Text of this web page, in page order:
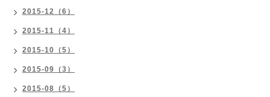
2015-12（6）
2015-11（4）
2015-10（5）
2015-09（3）
2015-08（5）